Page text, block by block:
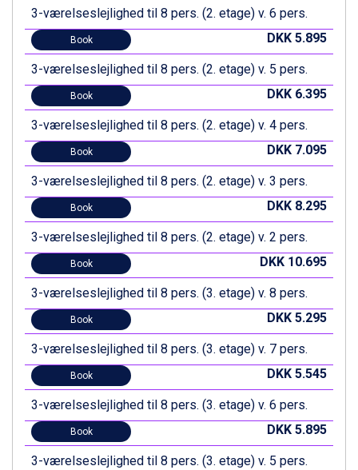
Champoluc fra DKK 3.795
Sestriere fra DKK 4.395
Wagrain fra DKK 4.645
Ischgl fra DKK 7.095
Fieberbrunn fra DKK 6.145
St. Anton fra DKK 7.245
Zell am See fra DKK 4.095
Canazei fra DKK 4.745
Livigno fra DKK 4.145
Ponte di Legno fra DKK 4.745
Sauze dOulx fra DKK 4.045
Alleghe fra DKK 5.595
Bad Gastein fra DKK 4.195
Arabba fra DKK 7.045
La Thuile fra DKK 4.595
Val Thorens fra DKK 5.395
Cervinia fra DKK 5.295
Bad Hofgastein fra DKK 5.495
Passo Tonale fra DKK 3.795
Saalbach fra DKK 5.945
Sölden fra DKK 8.445
Champoluc fra DKK 3.795
Sestriere fra DKK 4.395
Wagrain fra DKK 4.645
Ischgl fra DKK 7.095
Fieberbrunn fra DKK 6.145
St. Anton fra DKK 7.245
3-værelseslejlighed til 8 pers. (2. etage) v. 6 pers.
Book DKK 5.895
3-værelseslejlighed til 8 pers. (2. etage) v. 5 pers.
Book DKK 6.395
3-værelseslejlighed til 8 pers. (2. etage) v. 4 pers.
Book DKK 7.095
3-værelseslejlighed til 8 pers. (2. etage) v. 3 pers.
Book DKK 8.295
3-værelseslejlighed til 8 pers. (2. etage) v. 2 pers.
Book DKK 10.695
3-værelseslejlighed til 8 pers. (3. etage) v. 8 pers.
Book DKK 5.295
3-værelseslejlighed til 8 pers. (3. etage) v. 7 pers.
Book DKK 5.545
3-værelseslejlighed til 8 pers. (3. etage) v. 6 pers.
Book DKK 5.895
3-værelseslejlighed til 8 pers. (3. etage) v. 5 pers.